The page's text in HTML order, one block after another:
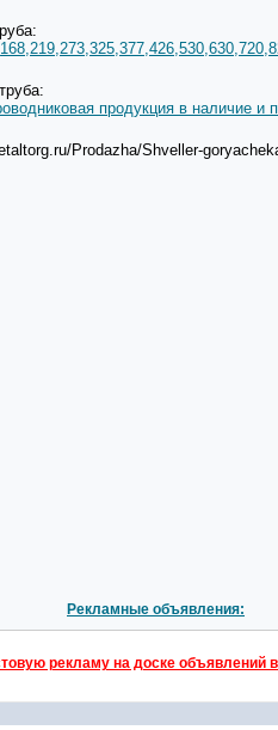
продукция в наличие и
Prodazha/Shveller-
Рекламные объявления:
рекламу на доске объявлений